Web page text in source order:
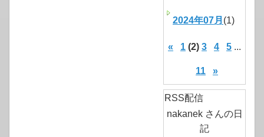
2024年07月 (1)
« 1 (2) 3 4 5 ...
11 »
RSS配信
nakanek さんの日
記